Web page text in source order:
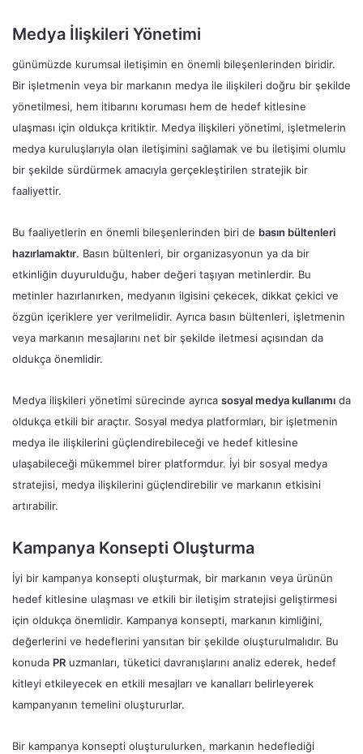
Medya İlişkileri Yönetimi
günümüzde kurumsal iletişimin en önemli bileşenlerinden biridir.
Bir işletmenin veya bir markanın medya ile ilişkileri doğru bir şekilde
yönetilmesi, hem itibarını koruması hem de hedef kitlesine
ulaşması için oldukça kritiktir. Medya ilişkileri yönetimi, işletmelerin
medya kuruluşlarıyla olan iletişimini sağlamak ve bu iletişimi olumlu
bir şekilde sürdürmek amacıyla gerçekleştirilen stratejik bir
faaliyettir.
Bu faaliyetlerin en önemli bileşenlerinden biri de basın bültenleri
hazırlamaktır. Basın bültenleri, bir organizasyonun ya da bir
etkinliğin duyurulduğu, haber değeri taşıyan metinlerdir. Bu
metinler hazırlanırken, medyanın ilgisini çekecek, dikkat çekici ve
özgün içeriklere yer verilmelidir. Ayrıca basın bültenleri, işletmenin
veya markanın mesajlarını net bir şekilde iletmesi açısından da
oldukça önemlidir.
Medya ilişkileri yönetimi sürecinde ayrıca sosyal medya kullanımı da
oldukça etkili bir araçtır. Sosyal medya platformları, bir işletmenin
medya ile ilişkilerini güçlendirebileceği ve hedef kitlesine
ulaşabileceği mükemmel birer platformdur. İyi bir sosyal medya
stratejisi, medya ilişkilerini güçlendirebilir ve markanın etkisini
artırabilir.
Kampanya Konsepti Oluşturma
İyi bir kampanya konsepti oluşturmak, bir markanın veya ürünün
hedef kitlesine ulaşması ve etkili bir iletişim stratejisi geliştirmesi
için oldukça önemlidir. Kampanya konsepti, markanın kimliğini,
değerlerini ve hedeflerini yansıtan bir şekilde oluşturulmalıdır. Bu
konuda PR uzmanları, tüketici davranışlarını analiz ederek, hedef
kitleyi etkileyecek en etkili mesajları ve kanalları belirleyerek
kampanyanın temelini oluştururlar.
Bir kampanya konsepti oluşturulurken, markanın hedeflediği